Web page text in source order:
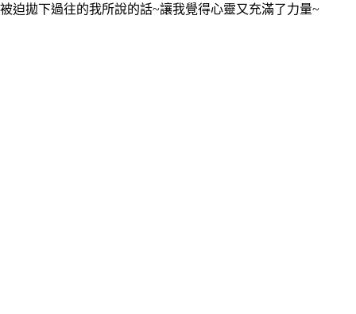
被迫拋下過往的我所說的話~讓我覺得心靈又充滿了力量~